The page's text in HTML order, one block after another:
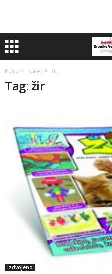
Home Tagovi žir
Tag: žir
Izdvojeno